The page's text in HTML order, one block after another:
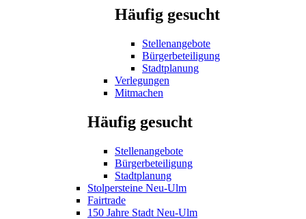
Häufig gesucht
Stellenangebote
Bürgerbeteiligung
Stadtplanung
Verlegungen
Mitmachen
Häufig gesucht
Stellenangebote
Bürgerbeteiligung
Stadtplanung
Stolpersteine Neu-Ulm
Fairtrade
150 Jahre Stadt Neu-Ulm